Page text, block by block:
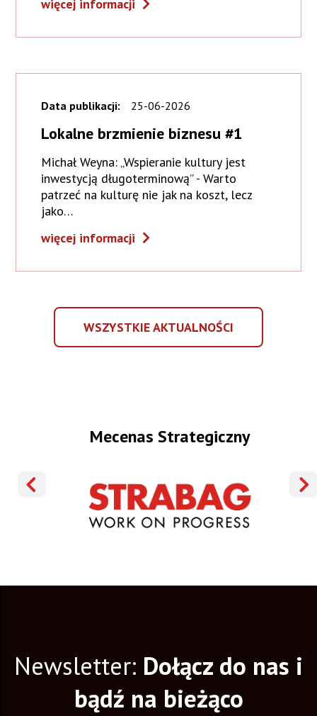
więcej informacji
Data publikacji: 25-06-2026
Lokalne brzmienie biznesu #1
Michał Weyna: „Wspieranie kultury jest
inwestycją długoterminową” - Warto
patrzeć na kulturę nie jak na koszt, lecz
jako…
więcej informacji
WSZYSTKIE AKTUALNOŚCI
AKTUALNOŚCI
Mecenas Strategiczny
Newsletter: Dołącz do nas i
bądź na bieżąco